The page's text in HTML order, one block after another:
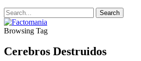
Browsing Tag
Cerebros Destruidos